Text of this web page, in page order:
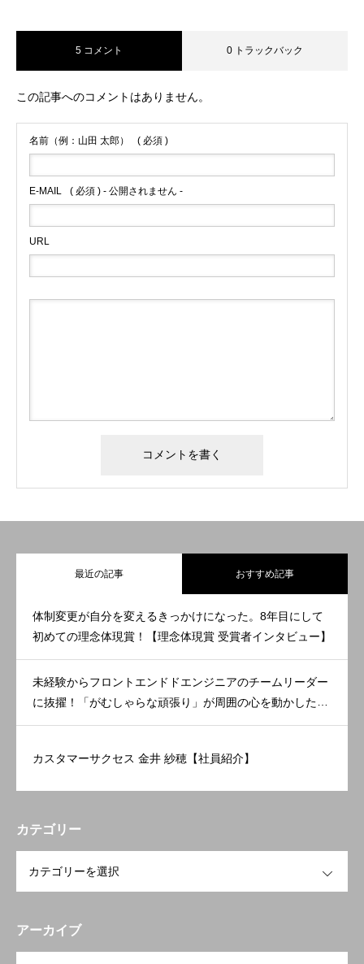
5 コメント 0 トラックバック
この記事へのコメントはありません。
名前（例：山田 太郎） ( 必須 )
E-MAIL ( 必須 ) - 公開されません -
URL
最近の記事 おすすめ記事
体制変更が自分を変えるきっかけになった。8年目にして
初めての理念体現賞！【理念体現賞 受賞者インタビュー】
未経験からフロントエンドドエンジニアのチームリーダー
に抜擢！「がむしゃらな頑張り」が周囲の心を動かした。
【理念体現賞 受賞者インタビュー】
カスタマーサクセス 金井 紗穂【社員紹介】
カテゴリー
アーカイブ